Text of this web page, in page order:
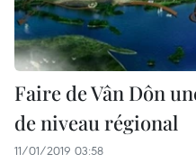
Faire de Vân Dôn
de niveau régional
11/01/2019 03:58